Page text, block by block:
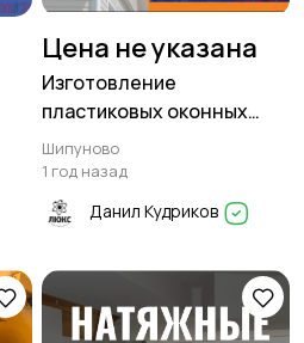
Цена не указана
Изготовление
пластиковых оконных
систем и их монтаж
Шипуново
1 год назад
Данил Кудриков